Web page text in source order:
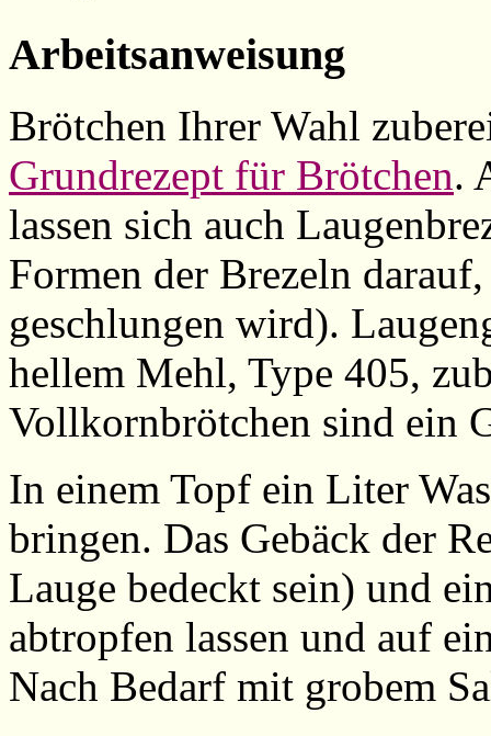
Arbeitsanweisung
Brötchen Ihrer Wahl
Grundrezept für Brötchen.
lassen sich auch
Formen der Brezeln
geschlungen wird).
hellem Mehl, Type 405,
Vollkornbrötchen sind ein
In einem Topf ein Liter
bringen. Das Gebäck der
Lauge bedeckt sein) und
abtropfen lassen und auf
Nach Bedarf mit grobem